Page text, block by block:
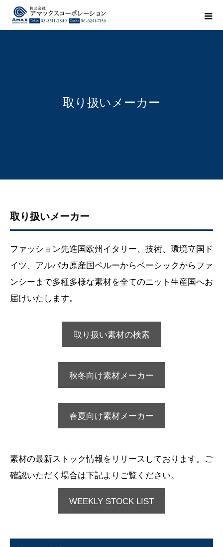
取り扱いメーカー
取り扱いメーカー
ファッション先進国欧州イタリー、技術、環境立国ド
イツ、アルパカ原産国ペルーからベーシックからファ
ンシーまで多種多様な素材を全てのニット生産国へお
届けいたします。
取り扱い素材の検索
秋冬向け素材メーカー
春夏向け素材メーカー
素材の最新ストック情報をリリースしております。ご
確認いただく場合は下記よりご覧ください。
WEEKLY STOCK LIST